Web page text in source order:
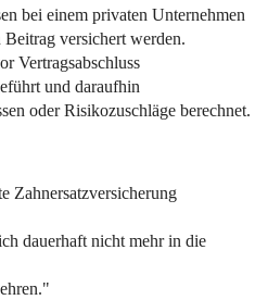
bei einem privaten Unternehmen
versichert werden.
Vertragsabschluss
und daraufhin
oder Risikozuschläge berechnet.
Zahnersatzversicherung
dauerhaft nicht mehr in die